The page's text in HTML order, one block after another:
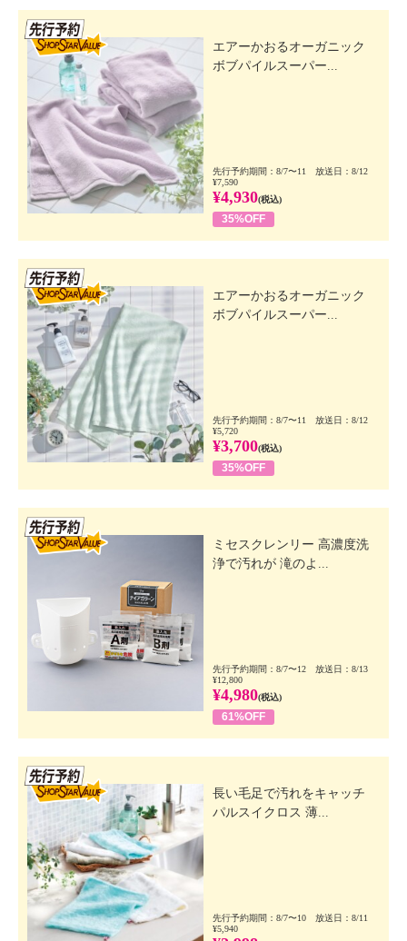
エアーかおるオーガニック
ボブパイルスーパー...
先行予約期間：8/7〜11 放送日：8/12
¥7,590
¥4,930(税込)
35%OFF
エアーかおるオーガニック
ボブパイルスーパー...
先行予約期間：8/7〜11 放送日：8/12
¥5,720
¥3,700(税込)
35%OFF
ミセスクレンリー 高濃度洗
浄で汚れが 滝のよ...
先行予約期間：8/7〜12 放送日：8/13
¥12,800
¥4,980(税込)
61%OFF
長い毛足で汚れをキャッチ
パルスイクロス 薄...
先行予約期間：8/7〜10 放送日：8/11
¥5,940